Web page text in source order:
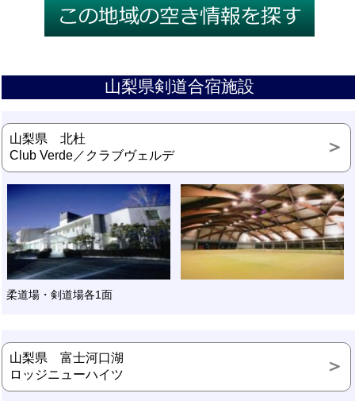
山梨県剣道合宿施設
山梨県 北杜
Club Verde／クラブヴェルデ
柔道場・剣道場各1面
山梨県 富士河口湖
ロッジニューハイツ